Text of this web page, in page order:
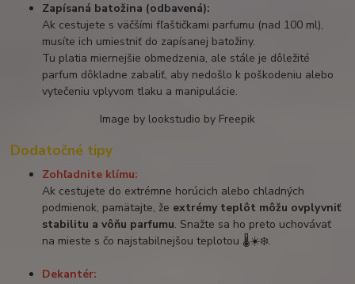
Zapísaná batožina (odbavená):
Ak cestujete s väčšími fľaštičkami parfumu (nad 100 ml),
musíte ich umiestniť do zapísanej batožiny.
Tu platia miernejšie obmedzenia, ale stále je dôležité
parfum dôkladne zabaliť, aby nedošlo k poškodeniu alebo
vytečeniu vplyvom tlaku a manipulácie.
Image by lookstudio by Freepik
Dodatočné tipy
Zohľadnite klímu:
Ak cestujete do extrémne horúcich alebo chladných
podmienok, pamätajte, že extrémy teplôt môžu ovplyvniť
stabilitu a vôňu parfumu. Snažte sa ho preto uchovávať
na mieste s čo najstabilnejšou teplotou 🌡️☀️❄️.
Dekantér: